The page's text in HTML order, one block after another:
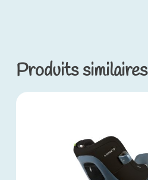
Produits similaires